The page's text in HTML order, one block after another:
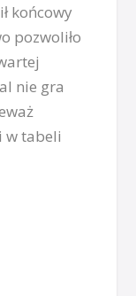
końcowy
pozwoliło
nie gra
w tabeli